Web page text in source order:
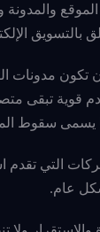
الموقع
بالتسويق
تكون
قوية تبقى
يسمى سقوط
التي تقدم
عام.